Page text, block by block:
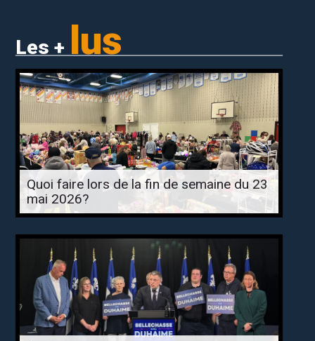
Les + lus
Quoi faire lors de la fin de semaine du 23
mai 2026?